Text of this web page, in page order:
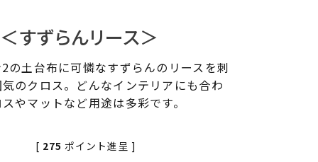
すずらんリース＞
の土台布に可憐なすずらんのリースを刺
のクロス。どんなインテリアにも合わ
やマットなど用途は多彩です。
[ 275 ポイント進呈 ]